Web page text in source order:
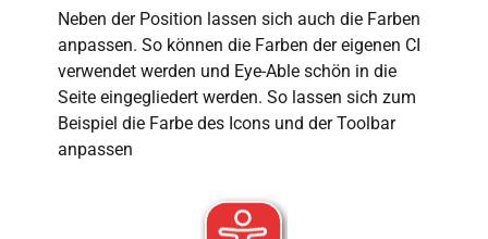
Neben der Position lassen sich auch die Farben
anpassen. So können die Farben der eigenen CI
verwendet werden und Eye-Able schön in die
Seite eingegliedert werden. So lassen sich zum
Beispiel die Farbe des Icons und der Toolbar
anpassen